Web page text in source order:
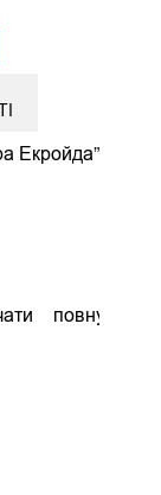
Екройда”
повну